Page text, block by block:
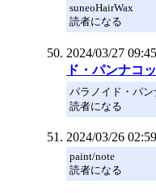
suneoHairWax
読者になる
2024/03/27
ド・パンナコ
パラノイド・パン
読者になる
2024/03/26
paint/note
読者になる